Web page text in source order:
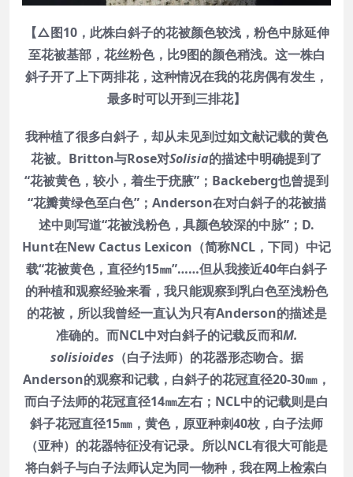
【△图10，此株白斜子的花被颜色较浅，粉色中脉延伸
至花被基部，花丝粉色，比9图的颜色稍浅。这一株白
斜子开了上下两排花，这种情况在我的花房偶有发生，
最多时可以开到三排花】
我种植了很多白斜子，却从未见到过如文献记载的黄色
花被。Britton与Rose对Solisia的描述中明确提到了
“花被黄色，较小，着生于疣腋”；Backeberg也曾提到
“花瓣黄绿色至白色”；Anderson在对白斜子的花被描
述中则写道“花被浅粉色，具颜色较深的中脉”；D.
Hunt在New Cactus Lexicon（简称NCL，下同）中记
载“花被黄色，直径约15㎜”……但从我接近40年白斜子
的种植和观察经验来看，我只能观察到乳白色至浅粉色
的花被，所以我曾经一直认为只有Anderson的描述是
准确的。而NCL中对白斜子的记载反而和M.
solisioides （白子法师）的花器形态吻合。据
Anderson的观察和记载，白斜子的花冠直径20-30㎜，
而白子法师的花冠直径14㎜左右；NCL中的记载则是白
斜子花冠直径15㎜，黄色，原亚种刺40枚，白子法师
（亚种）的花器特征没有记录。所以NCL有很大可能是
将白斜子与白子法师认定为同一物种，我在网上检索白